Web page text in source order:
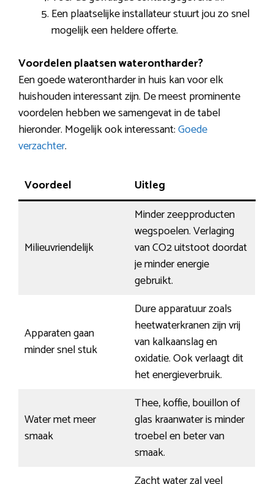
Een plaatselijke installateur stuurt jou zo snel
mogelijk een heldere offerte.
Voordelen plaatsen waterontharder?
Een goede waterontharder in huis kan voor elk
huishouden interessant zijn. De meest prominente
voordelen hebben we samengevat in de tabel
hieronder. Mogelijk ook interessant:Goede
verzachter.
Voordeel Uitleg
Milieuvriendelijk
Minder zeepproducten
wegspoelen. Verlaging
van CO2 uitstoot doordat
je minder energie
gebruikt.
Apparaten gaan
minder snel stuk
Dure apparatuur zoals
heetwaterkranen zijn vrij
van kalkaanslag en
oxidatie. Ook verlaagt dit
het energieverbruik.
Water met meer
smaak
Thee, koffie, bouillon of
glas kraanwater is minder
troebel en beter van
smaak.